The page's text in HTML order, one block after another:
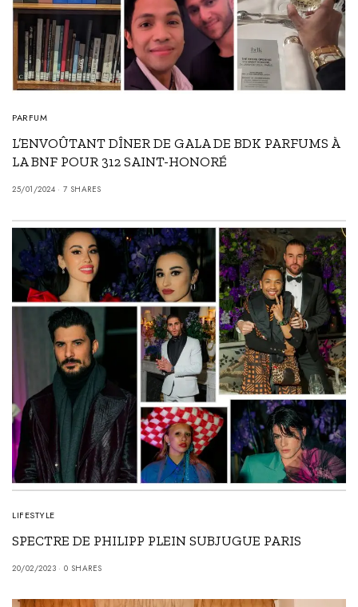
PARFUM
L’ENVOÛTANT DÎNER DE GALA DE BDK PARFUMS À
LA BNF POUR 312 SAINT-HONORÉ
25/01/2024 7 SHARES
LIFESTYLE
SPECTRE DE PHILIPP PLEIN SUBJUGUE PARIS
20/02/2023 0 SHARES